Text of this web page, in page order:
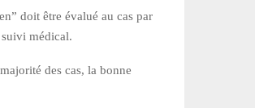
doit être évalué au cas par
médical.
des cas, la bonne